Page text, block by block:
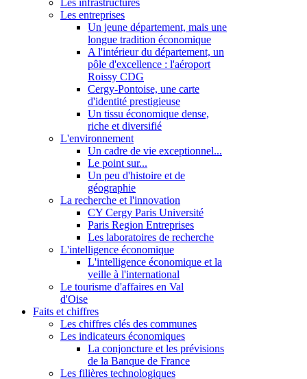
Les infrastructures
Les entreprises
Un jeune département, mais une
longue tradition économique
A l'intérieur du département, un
pôle d'excellence : l'aéroport
Roissy CDG
Cergy-Pontoise, une carte
d'identité prestigieuse
Un tissu économique dense,
riche et diversifié
L'environnement
Un cadre de vie exceptionnel...
Le point sur...
Un peu d'histoire et de
géographie
La recherche et l'innovation
CY Cergy Paris Université
Paris Region Entreprises
Les laboratoires de recherche
L'intelligence économique
L'intelligence économique et la
veille à l'international
Le tourisme d'affaires en Val
d'Oise
Faits et chiffres
Les chiffres clés des communes
Les indicateurs économiques
La conjoncture et les prévisions
de la Banque de France
Les filières technologiques